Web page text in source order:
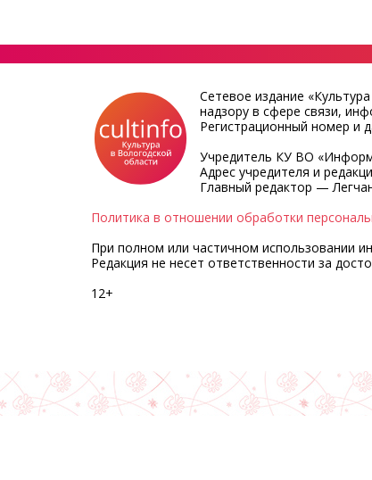
Сетевое издание
надзору в сфере связи,
Регистрационный номер и
Учредитель КУ ВО
Адрес учредителя и
Главный редактор —
Политика в отношении обработки
При полном или частичном использовании
Редакция не несет ответственности за
12+